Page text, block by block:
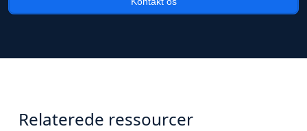
Relaterede ressourcer